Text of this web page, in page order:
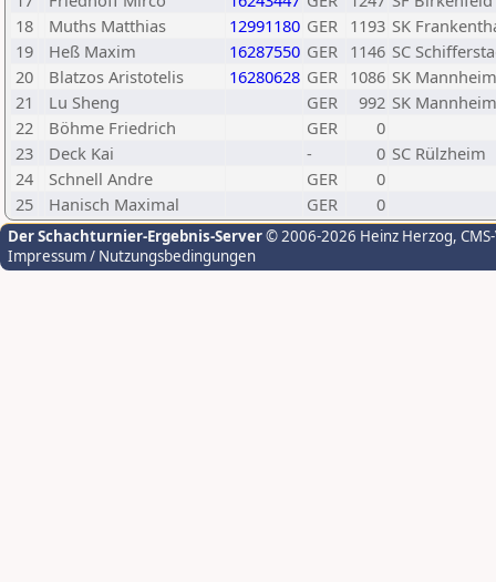
18
Muths Matthias 12991180 GER 1193 SK
19
Heß Maxim 16287550 GER 1146 SC
20
Blatzos Aristotelis 16280628 GER 1086 SK
21
Lu Sheng GER 992 SK
22
Böhme Friedrich GER
0
23
Deck Kai - 0 SC Rülzheim
24
Schnell Andre GER
0
25
Hanisch Maximal GER 0
Der Schachturnier-Ergebnis-Server© 2006-2026 Heinz Herzog,
Impressum / Nutzungsbedingungen